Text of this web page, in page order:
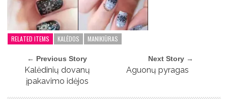
RELATED ITEMS KALĖDOS MANIKIŪRAS
← Previous Story
Kalėdinių dovanų
įpakavimo idėjos
Next Story →
Aguonų pyragas